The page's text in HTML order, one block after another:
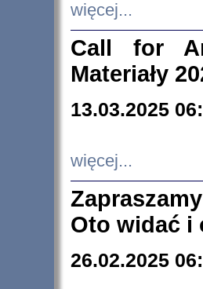
więcej...
Call for
Materiały
13.03.2025
więcej...
Oto widać i
26.02.2025